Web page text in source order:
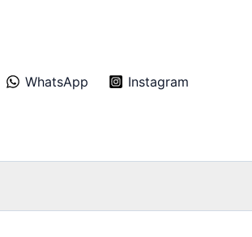
WhatsApp Instagram